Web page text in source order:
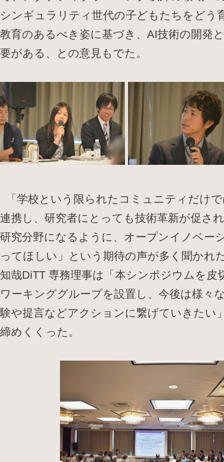
シンギュラリティ世代の子どもたちをどう
教育のあるべき姿に基づき、AI技術の開発
要がある、との意見もでた。
「学校という限られたコミュニティだけ
連携し、研究者にとっても技術革新が促さ
研究分野になるように、オープンイノベー
ってほしい」という期待の声が多く聞か
知哉DiTT 専務理事は「本シンポジウムを皮
ワーキンググループを設置し、今後は様々
験や提言などアクションに繋げていきたい
締めくくった。